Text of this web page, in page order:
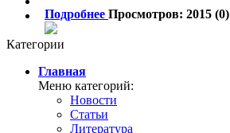
Подробнее Просмотров: 2015 (0)
Категории
Главная
Меню категорий:
Новости
Статьи
Литература